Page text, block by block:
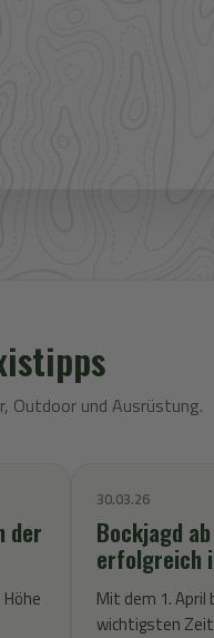
Outdoor und Ausrüstung.
der
30.03.26
Bockjagd
erfolgreich
Mit dem 1. April
wichtigsten